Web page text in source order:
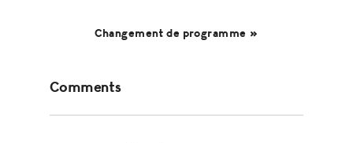
Changement de programme »
Interactions
Comments